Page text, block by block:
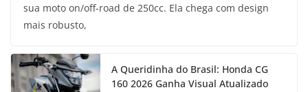
sua moto on/off-road de 250cc. Ela chega com design
mais robusto,
A Queridinha do Brasil: Honda CG
160 2026 Ganha Visual Atualizado